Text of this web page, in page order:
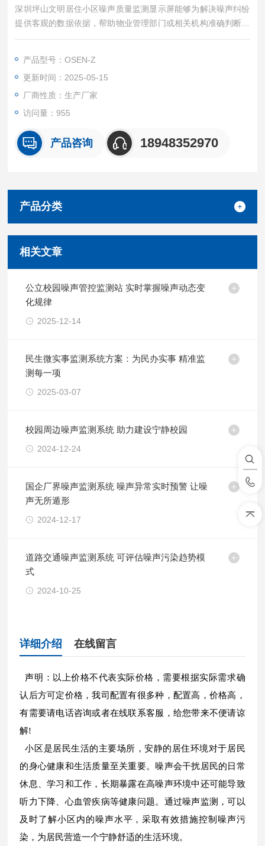
深圳坪山文明居住小区噪声质量监测显示屏能够为解决噪声纠纷
提供客观的数据依据，帮助物业管理部门或相关机构准确判断噪
声源，协调各方解决问题，维护小区的和谐稳定。
产品型号：OSEN-Z
更新时间：2025-05-15
厂商性质：生产厂家
访问量：955
产品咨询 18948352970
产品分类
相关文章
公立校园噪声管控监测站 实时掌握噪声动态变
化规律
2025-12-14
民生微实事监测系统方案：为民办实事 精准监
测每一项
2025-03-07
校园周边噪声监测系统 助力建设宁静校园
2024-12-24
国企厂界噪声监测系统 噪声异常实时预警 让噪
声无所遁形
2024-12-17
​道路交通噪声监测系统 可评估噪声污染趋势模
式
2024-10-25
详细介绍 在线留言
声明：以上价格不代表实际价格，需要根据实际需求确
认后方可定价格，我司配置有很多种，配置高，价格高，
有需要请电话咨询或者在线联系客服，给您带来不便请谅
解!
小区是居民生活的主要场所，安静的居住环境对于居民
的身心健康和生活质量至关重要。噪声会干扰居民的日常
休息、学习和工作，长期暴露在高噪声环境中还可能导致
听力下降、心血管疾病等健康问题。通过噪声监测，可以
及时了解小区内的噪声水平，采取有效措施控制噪声污
染，为居民营造一个宁静舒适的生活环境。